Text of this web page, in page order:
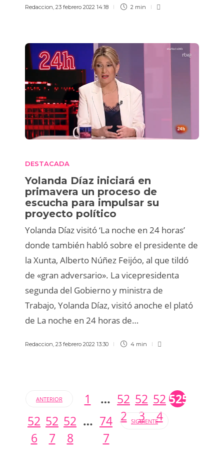
Redaccion, 23 febrero 2022 14:18 2 min
DESTACADA
Yolanda Díaz iniciará en
primavera un proceso de
escucha para impulsar su
proyecto político
Yolanda Díaz visitó ‘La noche en 24 horas’
donde también habló sobre el presidente de
la Xunta, Alberto Núñez Feijóo, al que tildó
de «gran adversario». La vicepresidenta
segunda del Gobierno y ministra de
Trabajo, Yolanda Díaz, visitó anoche el plató
de La noche en 24 horas de…
Redaccion, 23 febrero 2022 13:30 4 min
ANTERIOR 1 … 52
2
52
3
52
4
525
52
6
52
7
52
8
… 74
7
SIGUIENTE